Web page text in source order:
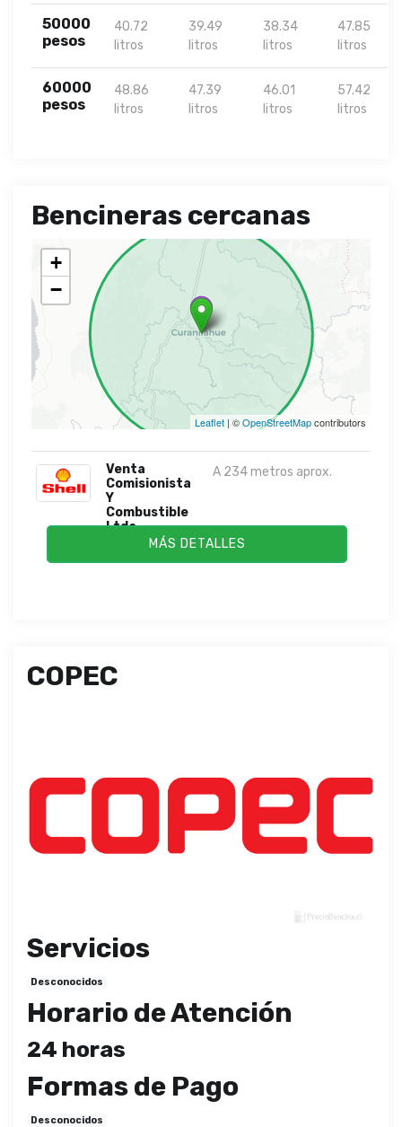
50000
pesos
40.72
litros
39.49
litros
38.34
litros
47.85
litros
60000
pesos
48.86
litros
47.39
litros
46.01
litros
57.42
litros
Bencineras cercanas
+
−
Leaflet | ©OpenStreetMapcontributors
Venta
Comisionista
Y
Combustible
Ltda.
A 234 metros aprox.
MÁS DETALLES
COPEC
Servicios
Desconocidos
Horario de Atención
24 horas
Formas de Pago
Desconocidos